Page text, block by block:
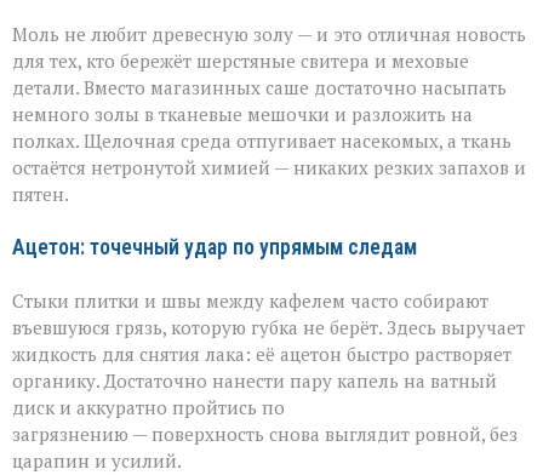
Моль не любит древесную золу — и это отличная новость
для тех, кто бережёт шерстяные свитера и меховые
детали. Вместо магазинных саше достаточно насыпать
немного золы в тканевые мешочки и разложить на
полках. Щелочная среда отпугивает насекомых, а ткань
остаётся нетронутой химией — никаких резких запахов и
пятен.
Ацетон: точечный удар по упрямым следам
Стыки плитки и швы между кафелем часто собирают
въевшуюся грязь, которую губка не берёт. Здесь выручает
жидкость для снятия лака: её ацетон быстро растворяет
органику. Достаточно нанести пару капель на ватный
диск и аккуратно пройтись по
загрязнению — поверхность снова выглядит ровной, без
царапин и усилий.